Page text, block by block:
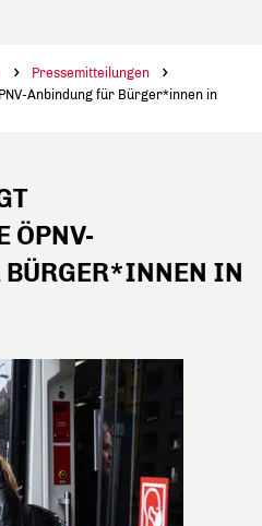
Pressemitteilungen
Anbindung für Bürger*innen in
ÖPNV-
IN